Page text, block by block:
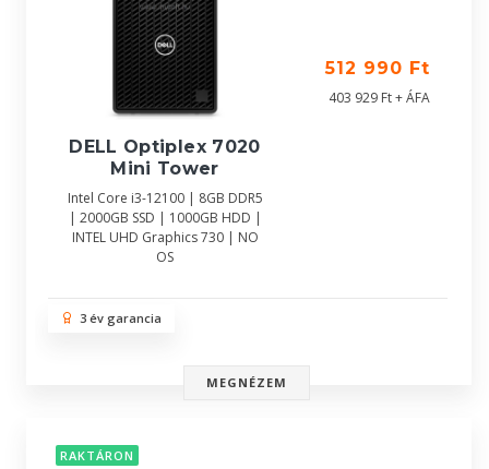
DELL Optiplex 7020
Mini Tower
Intel Core i3-12100 | 8GB DDR5
| 2000GB SSD | 1000GB HDD |
INTEL UHD Graphics 730 | NO
OS
512 990 Ft
403 929 Ft + ÁFA
3 év garancia
MEGNÉZEM
RAKTÁRON